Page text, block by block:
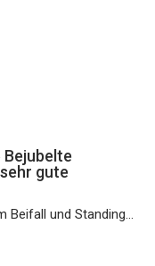
gute
Beifall und Standing...